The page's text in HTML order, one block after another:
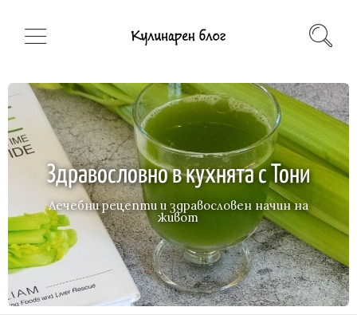
Здравословно в кухнята с Тони
Лечебни рецепти и здравословен начин на
живот